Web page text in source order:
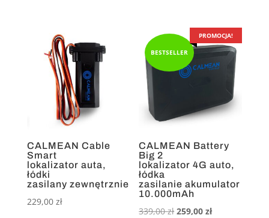
CALMEAN Cable
Smart
lokalizator auta,
łódki
zasilany zewnętrznie
229,00 zł
BESTSELLER
PROMOCJA!
CALMEAN Battery
Big 2
lokalizator 4G auto,
łódka
zasilanie akumulator
10.000mAh
339,00zł Pierwotna
259,00złAktualna